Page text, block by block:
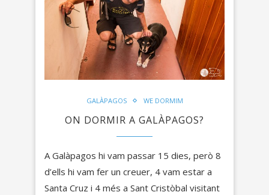
GALÀPAGOS WE DORMIM
ON DORMIR A GALÀPAGOS?
A Galàpagos hi vam passar 15 dies, però 8
d’ells hi vam fer un creuer, 4 vam estar a
Santa Cruz i 4 més a Sant Cristòbal visitant